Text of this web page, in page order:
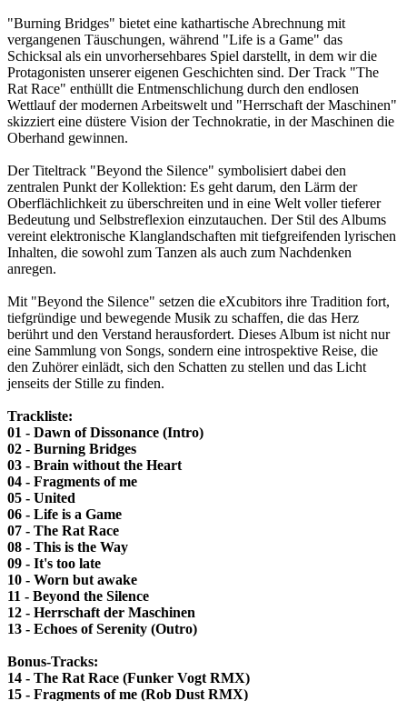
"Burning Bridges" bietet eine kathartische Abrechnung mit
vergangenen Täuschungen, während "Life is a Game" das
Schicksal als ein unvorhersehbares Spiel darstellt, in dem wir die
Protagonisten unserer eigenen Geschichten sind. Der Track "The
Rat Race" enthüllt die Entmenschlichung durch den endlosen
Wettlauf der modernen Arbeitswelt und "Herrschaft der Maschinen"
skizziert eine düstere Vision der Technokratie, in der Maschinen die
Oberhand gewinnen.
Der Titeltrack "Beyond the Silence" symbolisiert dabei den
zentralen Punkt der Kollektion: Es geht darum, den Lärm der
Oberflächlichkeit zu überschreiten und in eine Welt voller tieferer
Bedeutung und Selbstreflexion einzutauchen. Der Stil des Albums
vereint elektronische Klanglandschaften mit tiefgreifenden lyrischen
Inhalten, die sowohl zum Tanzen als auch zum Nachdenken
anregen.
Mit "Beyond the Silence" setzen die eXcubitors ihre Tradition fort,
tiefgründige und bewegende Musik zu schaffen, die das Herz
berührt und den Verstand herausfordert. Dieses Album ist nicht nur
eine Sammlung von Songs, sondern eine introspektive Reise, die
den Zuhörer einlädt, sich den Schatten zu stellen und das Licht
jenseits der Stille zu finden.
Trackliste:
01 - Dawn of Dissonance (Intro)
02 - Burning Bridges
03 - Brain without the Heart
04 - Fragments of me
05 - United
06 - Life is a Game
07 - The Rat Race
08 - This is the Way
09 - It's too late
10 - Worn but awake
11 - Beyond the Silence
12 - Herrschaft der Maschinen
13 - Echoes of Serenity (Outro)
Bonus-Tracks:
14 - The Rat Race (Funker Vogt RMX)
15 - Fragments of me (Rob Dust RMX)